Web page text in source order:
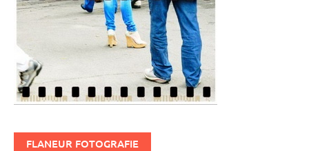
FLANEUR FOTOGRAFIE